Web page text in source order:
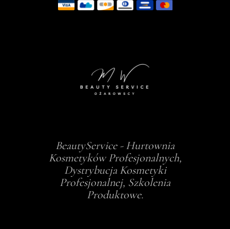
BeautyService - Hurtownia
Kosmetyków Profesjonalnych,
Dystrybucja Kosmetyki
Profesjonalnej, Szkolenia
Produktowe.